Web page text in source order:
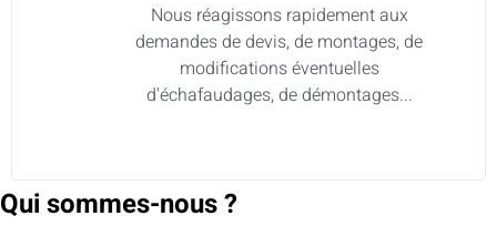
Nous réagissons rapidement aux
demandes de devis, de montages, de
modifications éventuelles
d'échafaudages, de démontages...
Qui sommes-nous ?